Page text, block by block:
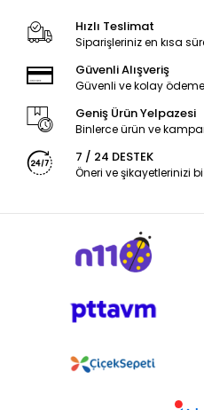
Hızlı Teslimat
Siparişleriniz en kısa
Güvenli Alışveriş
Güvenli ve kolay
Geniş Ürün Yelpazesi
Binlerce ürün ve
7 / 24 DESTEK
Öneri ve şikayetlerinizi